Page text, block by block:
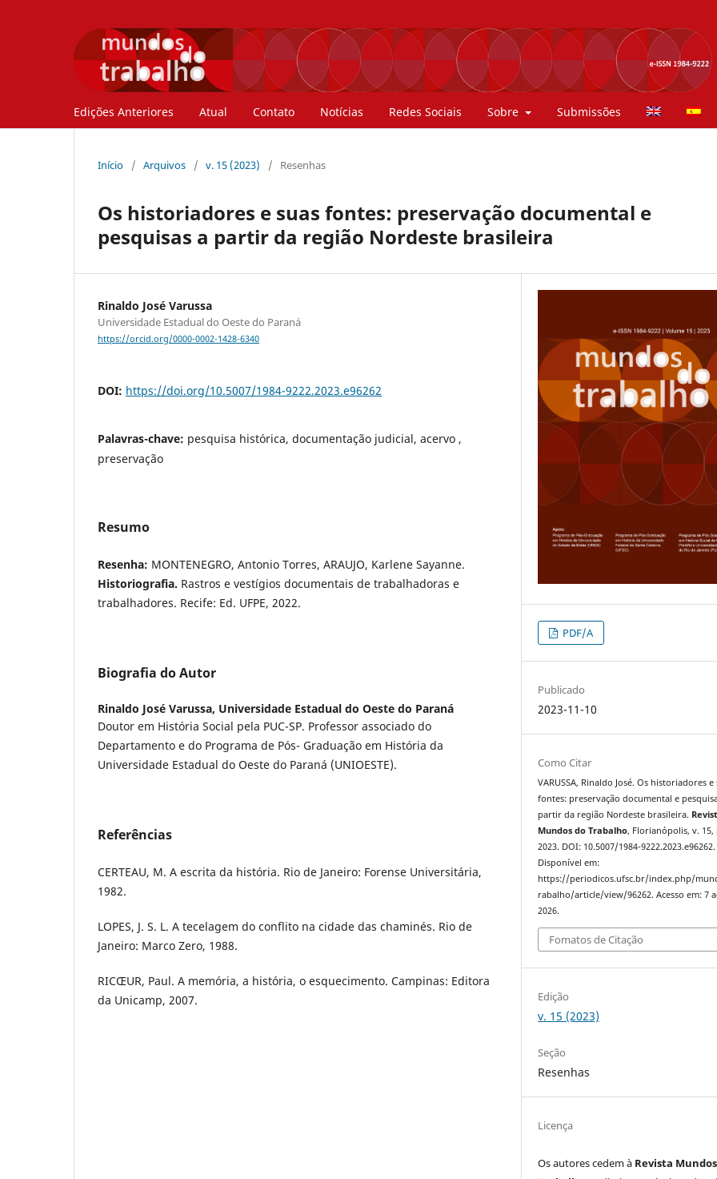
Edições Anteriores Atual Contato Notícias Redes Sociais Sobre Submissões
Início / Arquivos / v. 15 (2023) / Resenhas
Os historiadores e suas fontes: preservação documental e
pesquisas a partir da região Nordeste brasileira
Rinaldo José Varussa
Universidade Estadual do Oeste do Paraná
https://orcid.org/0000-0002-1428-6340
DOI: https://doi.org/10.5007/1984-9222.2023.e96262
Palavras-chave: pesquisa histórica, documentação judicial, acervo ,
preservação
Resumo
Resenha: MONTENEGRO, Antonio Torres, ARAUJO, Karlene Sayanne.
Historiografia. Rastros e vestígios documentais de trabalhadoras e
trabalhadores. Recife: Ed. UFPE, 2022.
Biografia do Autor
Rinaldo José Varussa, Universidade Estadual do Oeste do Paraná
Doutor em História Social pela PUC-SP. Professor associado do
Departamento e do Programa de Pós- Graduação em História da
Universidade Estadual do Oeste do Paraná (UNIOESTE).
Referências
CERTEAU, M. A escrita da história. Rio de Janeiro: Forense Universitária,
1982.
LOPES, J. S. L. A tecelagem do conflito na cidade das chaminés. Rio de
Janeiro: Marco Zero, 1988.
RICŒUR, Paul. A memória, a história, o esquecimento. Campinas: Editora
da Unicamp, 2007.
PDF/A
Publicado
2023-11-10
Como Citar
VARUSSA, Rinaldo José. Os historiadores e
fontes: preservação documental e
partir da região Nordeste brasileira.
Mundos do Trabalho, Florianópolis, v. 15,
2023. DOI: 10.5007/1984-9222.2023.e96262.
Disponível em:
https://periodicos.ufsc.br/index.php/
rabalho/article/view/96262. Acesso em: 7
2026.
Fomatos de Citação
Edição
v. 15 (2023)
Seção
Resenhas
Licença
Os autores cedem à Revista